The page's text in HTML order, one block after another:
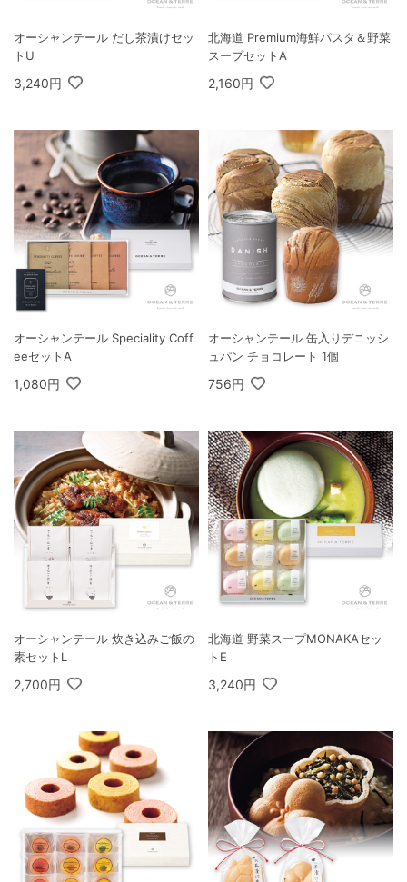
オーシャンテール だし茶漬けセッ
トU
3,240円
北海道 Premium海鮮パスタ＆野菜
スープセットA
2,160円
オーシャンテール Speciality Coff
eeセットA
1,080円
オーシャンテール 缶入りデニッシ
ュパン チョコレート 1個
756円
オーシャンテール 炊き込みご飯の
素セットL
2,700円
北海道 野菜スープMONAKAセッ
トE
3,240円